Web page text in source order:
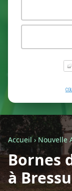
Accueil› Nouvelle
Bornes
à